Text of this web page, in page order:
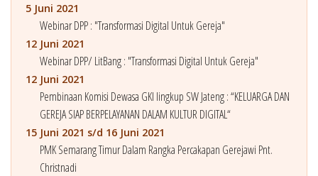
5 Juni 2021
Webinar DPP : "Transformasi Digital Untuk Gereja"
12 Juni 2021
Webinar DPP/ LitBang : "Transformasi Digital Untuk Gereja"
12 Juni 2021
Pembinaan Komisi Dewasa GKI lingkup SW Jateng : “KELUARGA DAN
GEREJA SIAP BERPELAYANAN DALAM KULTUR DIGITAL“
15 Juni 2021 s/d 16 Juni 2021
PMK Semarang Timur Dalam Rangka Percakapan Gerejawi Pnt.
Christnadi